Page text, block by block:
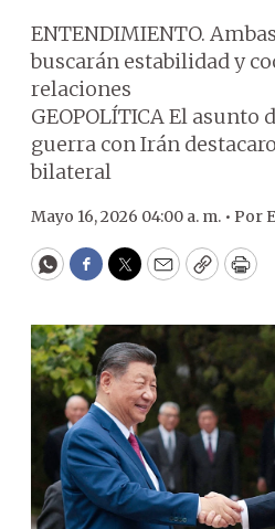
ENTENDIMIENTO.
buscarán estabilidad y
relaciones
GEOPOLÍTICA El asunto
guerra con Irán
bilateral
Mayo 16, 2026 04:00 a. m. • Por
WhatsApp
Facebook
Twitter
EmailCopy